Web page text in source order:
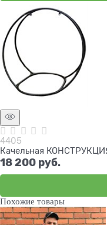
4405
Качельная
18 200 руб.
Похожие товары